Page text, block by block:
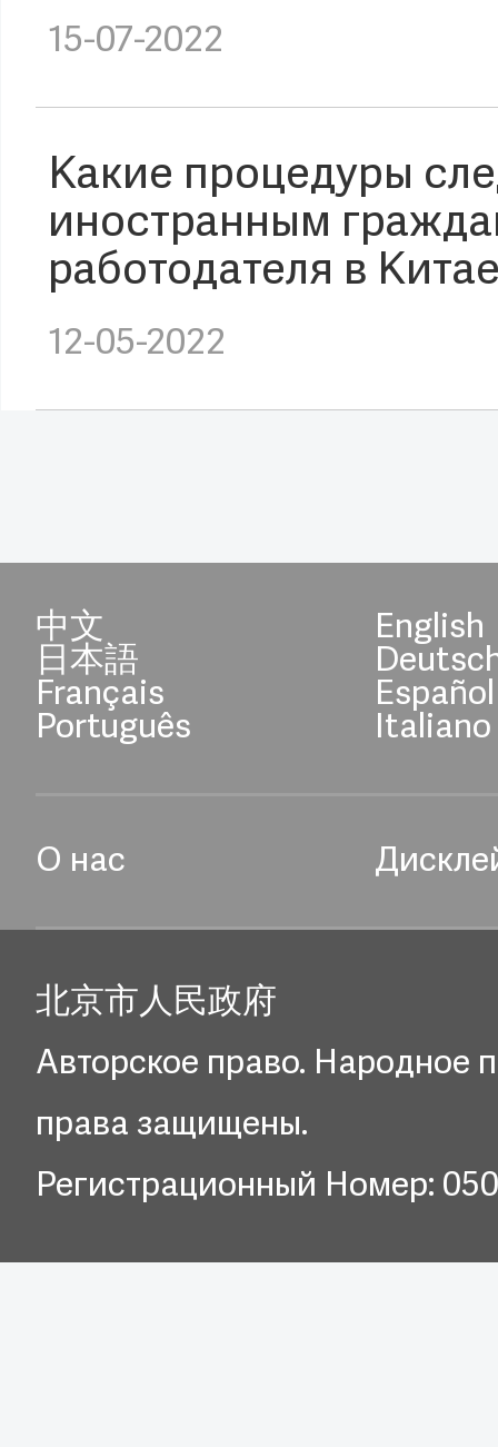
15-07-2022
Какие процедуры
иностранным
работодателя в
12-05-2022
中文 English
日本語
Français Español
Português Italiano
О нас
北京市人民政府
Авторское право. Народное
права защищены.
Регистрационный Номер: